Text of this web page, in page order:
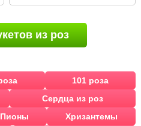
из роз
101 роза
Сердца из роз
Пионы
Хризантемы